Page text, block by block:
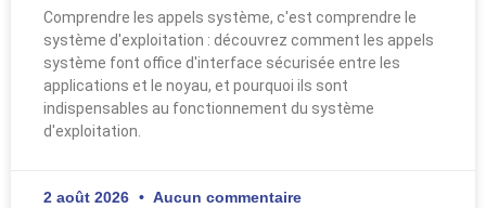
Comprendre les appels système, c'est comprendre le
système d'exploitation : découvrez comment les appels
système font office d'interface sécurisée entre les
applications et le noyau, et pourquoi ils sont
indispensables au fonctionnement du système
d'exploitation.
2 août 2026 Aucun commentaire